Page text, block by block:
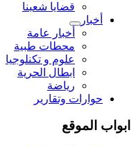
قضايا شعبنا
أخبار
أخبار عامة
محطات طبية
علوم و تکنلوجیا
ابطال الحرية
رياضة
حوارات وتقارير
ابواب الموقع